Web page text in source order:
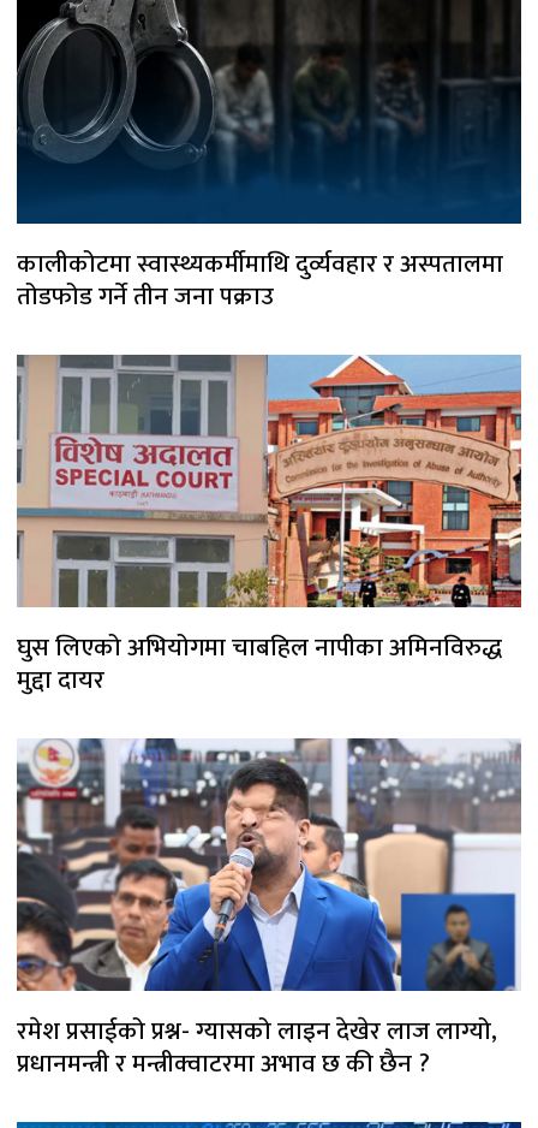
कालीकोटमा स्वास्थ्यकर्मीमाथि दुर्व्यवहार र अस्पतालमा
तोडफोड गर्ने तीन जना पक्राउ
घुस लिएको अभियोगमा चाबहिल नापीका अमिनविरुद्ध
मुद्दा दायर
रमेश प्रसाईको प्रश्न- ग्यासको लाइन देखेर लाज लाग्यो,
प्रधानमन्त्री र मन्त्रीक्वाटरमा अभाव छ की छैन ?